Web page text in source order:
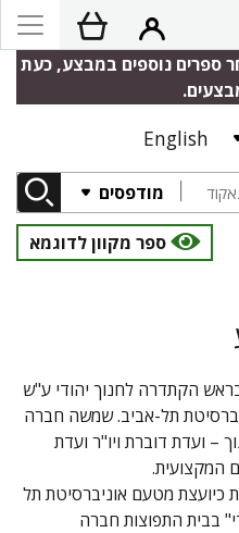
ספרים נוספים במבצע, כעת
English
מודפסים
ספר מקוון לדוגמא
הקתדרה לחנוך יהודי ע"ש
תל-אביב. שמשה חברה
– ועדת דוברת ויו"ר ועדת
המקצועית.
כיועצת מטעם אוניברסיטת תל
בבית התפוצות חברה